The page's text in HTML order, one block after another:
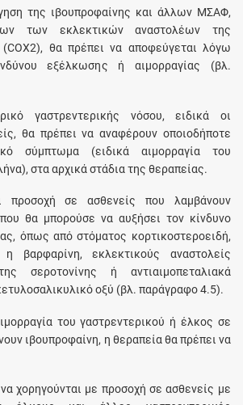
της ιβουπροφαίνης και άλλων ΜΣΑΦ,
των εκλεκτικών αναστολέων της
(COX2), θα πρέπει να αποφεύγεται λόγω
εξέλκωσης ή αιμορραγίας (βλ.
γαστρεντερικής νόσου, ειδικά οι
θα πρέπει να αναφέρουν οποιοδήποτε
σύμπτωμα (ειδικά αιμορραγία του
στα αρχικά στάδια της θεραπείας.
προσοχή σε ασθενείς που λαμβάνουν
θα μπορούσε να αυξήσει τον κίνδυνο
όπως από στόματος κορτικοστεροειδή,
βαρφαρίνη, εκλεκτικούς αναστολείς
σεροτονίνης ή αντιαιμοπεταλιακά
οξύ (βλ. παράγραφο 4.5).
του γαστρεντερικού ή έλκος σε
ιβουπροφαίνη, η θεραπεία θα πρέπει να
χορηγούνται με προσοχή σε ασθενείς με